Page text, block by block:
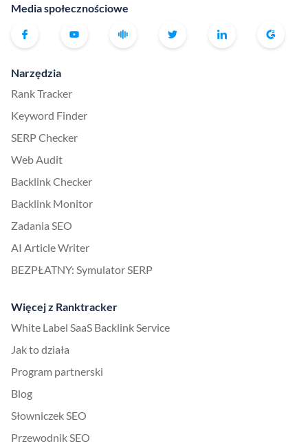
Media społecznościowe
Narzędzia
Rank Tracker
Keyword Finder
SERP Checker
Web Audit
Backlink Checker
Backlink Monitor
Zadania SEO
AI Article Writer
BEZPŁATNY: Symulator SERP
Więcej z Ranktracker
White Label SaaS Backlink Service
Jak to działa
Program partnerski
Blog
Słowniczek SEO
Przewodnik SEO